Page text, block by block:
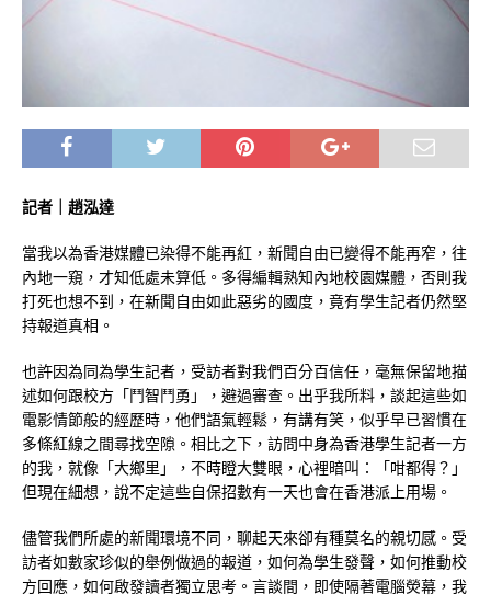
記者｜趙泓達
當我以為香港媒體已染得不能再紅，新聞自由已變得不能再窄，往
內地一窺，才知低處未算低。多得編輯熟知內地校園媒體，否則我
打死也想不到，在新聞自由如此惡劣的國度，竟有學生記者仍然堅
持報道真相。
也許因為同為學生記者，受訪者對我們百分百信任，毫無保留地描
述如何跟校方「鬥智鬥勇」，避過審查。出乎我所料，談起這些如
電影情節般的經歷時，他們語氣輕鬆，有講有笑，似乎早已習慣在
多條紅線之間尋找空隙。相比之下，訪問中身為香港學生記者一方
的我，就像「大鄉里」，不時瞪大雙眼，心裡暗叫：「咁都得？」
但現在細想，說不定這些自保招數有一天也會在香港派上用場。
儘管我們所處的新聞環境不同，聊起天來卻有種莫名的親切感。受
訪者如數家珍似的舉例做過的報道，如何為學生發聲，如何推動校
方回應，如何啟發讀者獨立思考。言談間，即使隔著電腦熒幕，我